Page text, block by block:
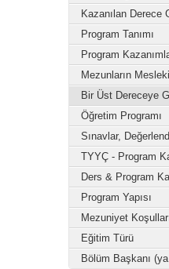
Kazanılan Derece
Program Tanımı
Program
Mezunların
Bir Üst Dereceye
Öğretim Programı
Sınavlar,
TYYÇ - Program
Ders & Program
Program Yapısı
Mezuniyet
Eğitim Türü
Bölüm Başkanı